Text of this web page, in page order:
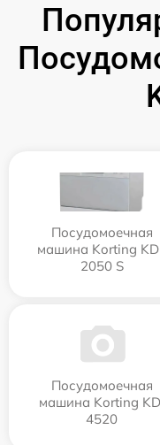
Посудомоечная
машина Korting
2050 S
Посудомоечная
машина Korting
4520